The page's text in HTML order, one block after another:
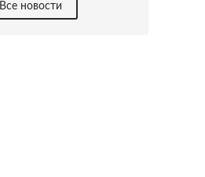
Все новости